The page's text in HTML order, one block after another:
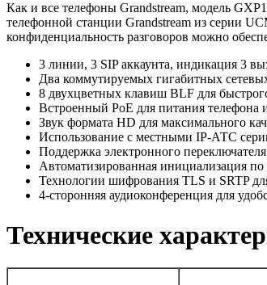
Как и все телефоны Grandstream, модель
телефонной станции Grandstream из серии
конфиденциальность разговоров можно
3 линии, 3 SIP аккаунта, индикация 3
Два коммутируемых гигабитных
8 двухцветных клавиш BLF для
Встроенный PoE для питания телефона
Звук формата HD для максимального
Использование с местными IP-АТС
Поддержка электронного
Автоматизированная инициализация
Технологии шифрования TLS и SRTP
4-сторонняя аудиоконференция для
Технические